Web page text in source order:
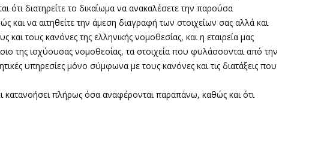
διατηρείτε το δικαίωμα να ανακαλέσετε την παρούσα
να αιτηθείτε την άμεση διαγραφή των στοιχείων σας αλλά και
τους κανόνες της ελληνικής νομοθεσίας, και η εταιρεία μας
της ισχύουσας νομοθεσίας, τα στοιχεία που φυλάσσονται από την
υπηρεσίες μόνο σύμφωνα με τους κανόνες και τις διατάξεις που
κατανοήσει πλήρως όσα αναφέρονται παραπάνω, καθώς και ότι